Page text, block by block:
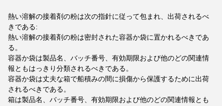
熱い溶解の接着剤の粉は次の指針に従って包まれ、出荷されるべ
きである:
熱い溶解の接着剤の粉は密封された容器か袋に置かれるべきであ
る。
容器か袋は製品名、バッチ番号、有効期限および他のどの関連情
報ともはっきり分類されるべきである。
容器か袋は丈夫な箱で船積みの間に損傷から保護するために出荷
されるべきである。
箱は製品名、バッチ番号、有効期限および他のどの関連情報とも